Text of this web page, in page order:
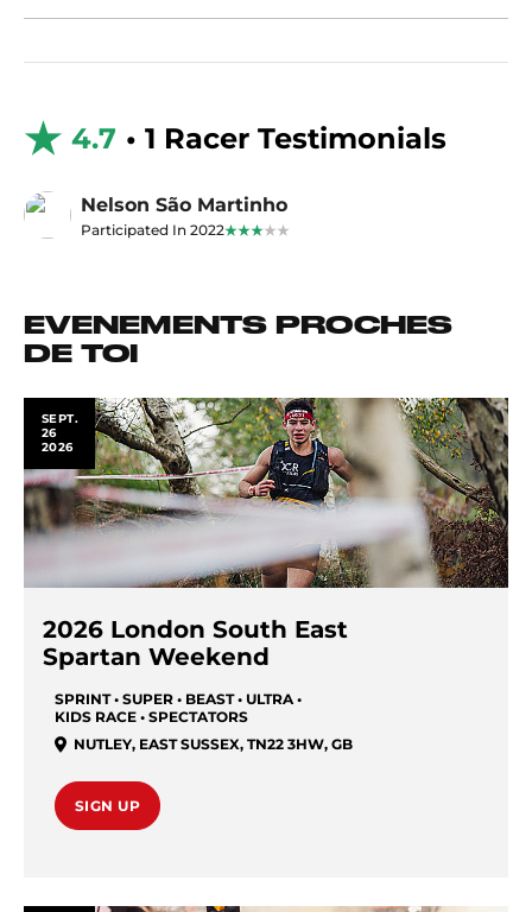
4.7 • 1 Racer Testimonials
Nelson São Martinho
Participated In 2022
EVENEMENTS PROCHES
DE TOI
SEPT.
26
2026
2026 London South East
Spartan Weekend
SPRINT • SUPER • BEAST • ULTRA •
KIDS RACE • SPECTATORS
NUTLEY, EAST SUSSEX, TN22 3HW, GB
SIGN UP